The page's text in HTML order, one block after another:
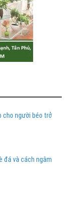
cho người béo trở
đá và cách ngâm